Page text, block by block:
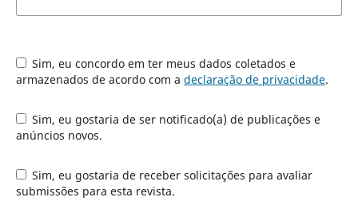
Sim, eu concordo em ter meus dados coletados e
armazenados de acordo com a declaração de privacidade.
Sim, eu gostaria de ser notificado(a) de publicações e
anúncios novos.
Sim, eu gostaria de receber solicitações para avaliar
submissões para esta revista.